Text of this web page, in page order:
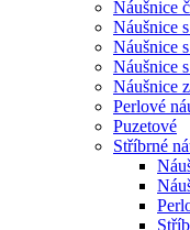
Náušnice
Náušnice
Náušnice
Náušnice
Náušnice
Perlové
Puzetové
Stříbrné